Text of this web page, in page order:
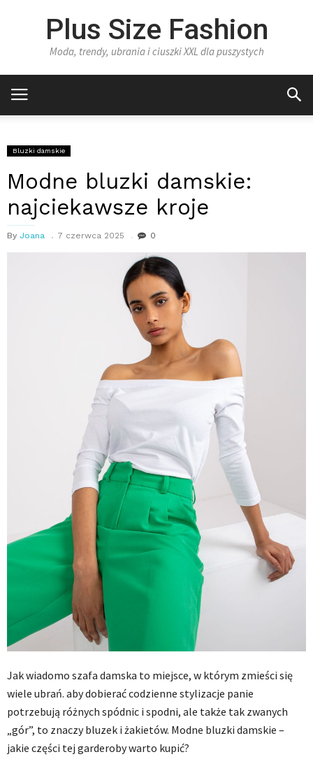
Plus Size Fashion
Moda, trendy, ubrania i ciuszki XXL dla puszystych
Bluzki damskie
Modne bluzki damskie:
najciekawsze kroje
By Joana 7 czerwca 2025 0
Jak wiadomo szafa damska to miejsce, w którym zmieści się
wiele ubrań. aby dobierać codzienne stylizacje panie
potrzebują różnych spódnic i spodni, ale także tak zwanych
„gór”, to znaczy bluzek i żakietów. Modne bluzki damskie –
jakie części tej garderoby warto kupić?